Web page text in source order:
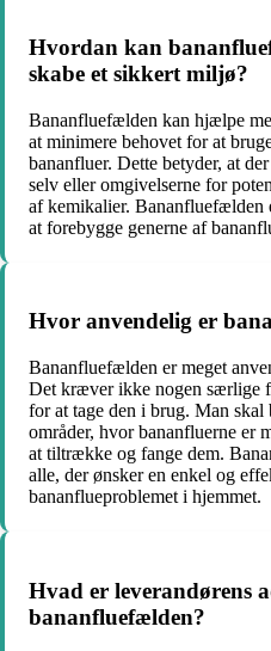
Hvordan kan
skabe et sikkert miljø?
Bananfluefælden kan hjælpe
at minimere behovet for at
bananfluer. Dette betyder, at
selv eller omgivelserne for
af kemikalier. Bananfluefælden
at forebygge generne af
Hvor anvendelig er
Bananfluefælden er meget
Det kræver ikke nogen særlige
for at tage den i brug. Man
områder, hvor bananfluerne er
at tiltrække og fange dem.
alle, der ønsker en enkel og
bananflueproblemet i hjemmet.
Hvad er leverandørens
bananfluefælden?